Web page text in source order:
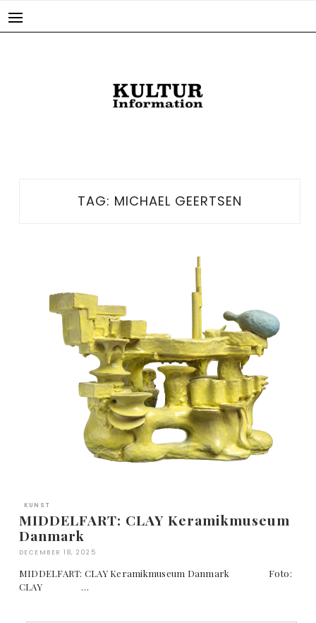
TAG: MICHAEL GEERTSEN
KUNST
MIDDELFART: CLAY Keramikmuseum
Danmark
DECEMBER 18, 2025
MIDDELFART: CLAY Keramikmuseum Danmark Foto:
CLAY …